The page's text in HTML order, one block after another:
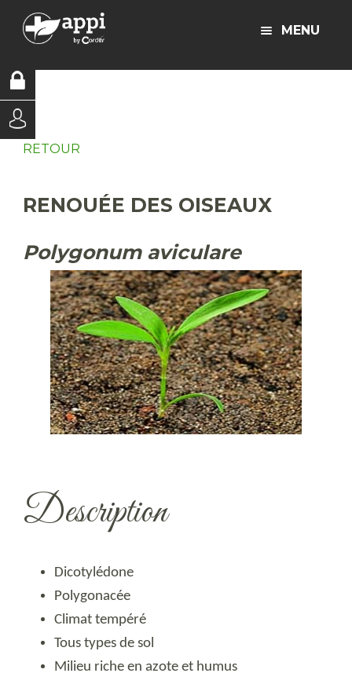
MENU
RETOUR
RENOUÉE DES OISEAUX
Polygonum aviculare
Description
Dicotylédone
Polygonacée
Climat tempéré
Tous types de sol
Milieu riche en azote et humus